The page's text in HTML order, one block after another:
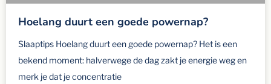
Hoelang duurt een goede powernap?
Slaaptips Hoelang duurt een goede powernap? Het is een
bekend moment: halverwege de dag zakt je energie weg en
merk je dat je concentratie